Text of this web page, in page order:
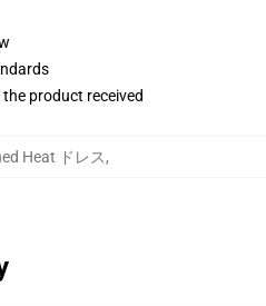
product received
Heat ドレス,